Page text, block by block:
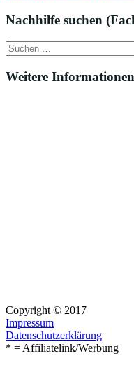
Nachhilfe suchen
Suche
nach:
Weitere
Copyright © 2017
Impressum
Datenschutzerklärung
* = Affiliatelink/Werbung